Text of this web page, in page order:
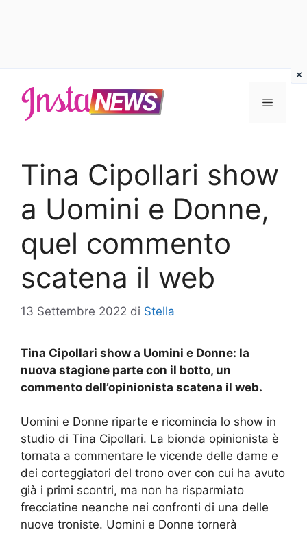
contenuto
Menu
Tina Cipollari show
a Uomini e Donne,
quel commento
scatena il web
13 Settembre 2022 di Stella
Tina Cipollari show a Uomini e Donne: la
nuova stagione parte con il botto, un
commento dell’opinionista scatena il web.
Uomini e Donne riparte e ricomincia lo show in
studio di Tina Cipollari. La bionda opinionista è
tornata a commentare le vicende delle dame e
dei corteggiatori del trono over con cui ha avuto
già i primi scontri, ma non ha risparmiato
frecciatine neanche nei confronti di una delle
nuove troniste. Uomini e Donne tornerà